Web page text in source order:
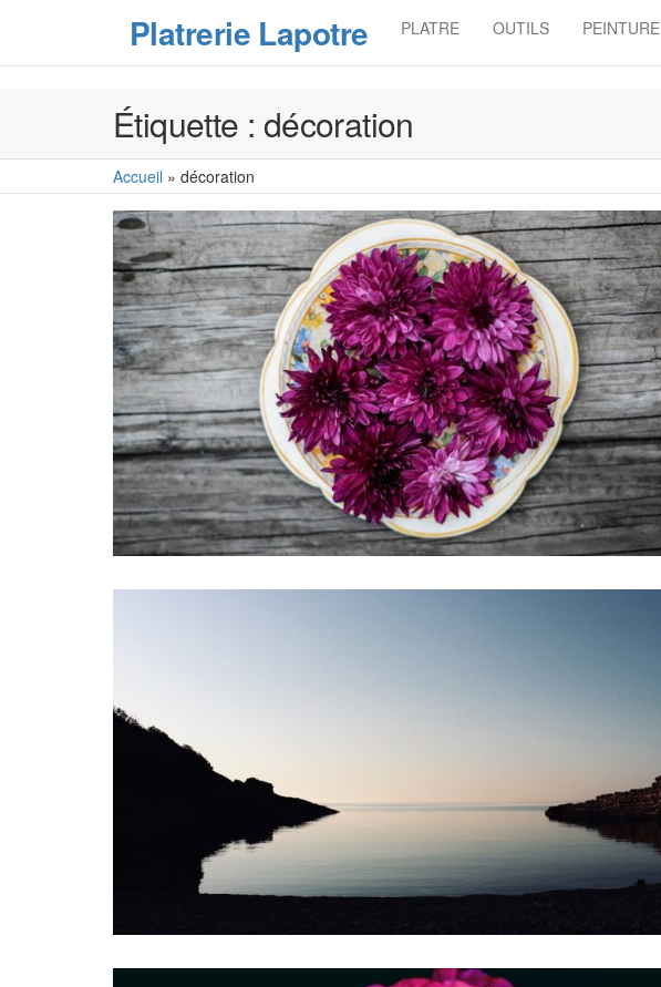
Platrerie Lapotre PLATRE OUTILS PEINTURE
Étiquette : décoration
Accueil » décoration